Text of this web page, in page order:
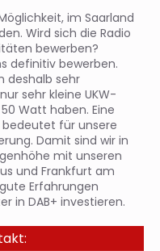
im Saarland
Wird sich die Radio
bewerben?
definitiv bewerben.
deshalb sehr
sehr kleine UKW-
Watt haben. Eine
bedeutet für unsere
Damit sind wir in
mit unseren
und Frankfurt am
Erfahrungen
in DAB+ investieren.